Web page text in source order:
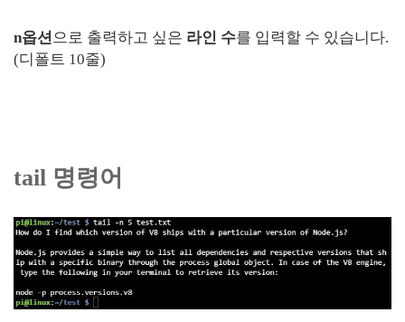
n옵션 으로 출력하고 싶은 라인 수를 입력할 수 있습니다.
(디폴트 10줄)
tail 명령어